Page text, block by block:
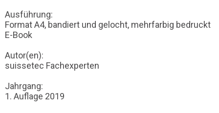
Ausführung:
Format A4, bandiert und gelocht, mehrfarbig bedruckt
E-Book
Autor(en):
suissetec Fachexperten
Jahrgang:
1. Auflage 2019